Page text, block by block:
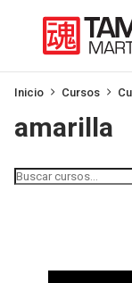
Inicio Cursos
amarilla